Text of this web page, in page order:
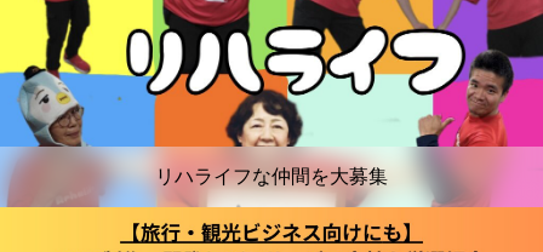
リハライフな仲間を大募集